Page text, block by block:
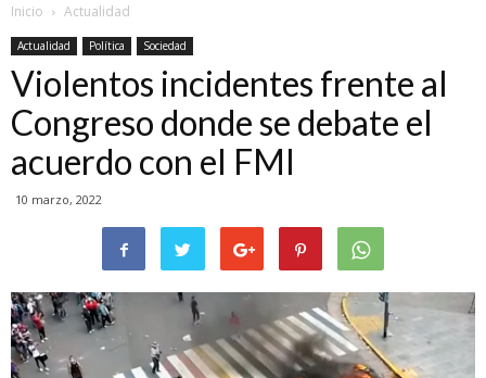
Inicio Actualidad
Actualidad Política Sociedad
Violentos incidentes frente al
Congreso donde se debate el
acuerdo con el FMI
10 marzo, 2022